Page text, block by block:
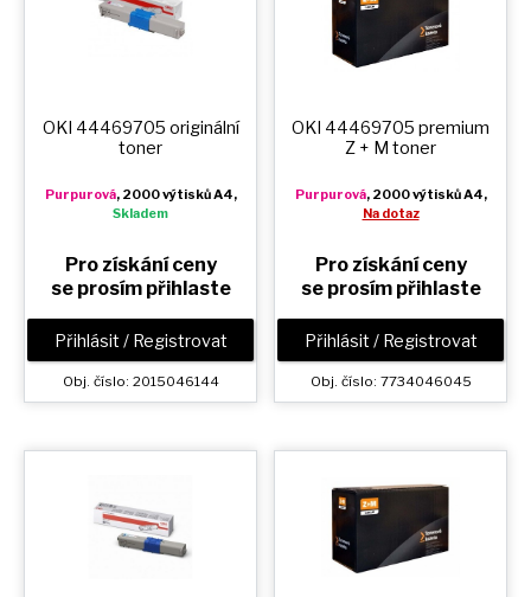
OKI 44469705 originální
toner
Purpurová, 2000 výtisků A4,
Skladem
Pro získání ceny
se prosím přihlaste
Přihlásit / Registrovat
Obj. číslo: 2015046144
OKI 44469705 premium
Z + M toner
Purpurová, 2000 výtisků A4,
Na dotaz
Pro získání ceny
se prosím přihlaste
Přihlásit / Registrovat
Obj. číslo: 7734046045